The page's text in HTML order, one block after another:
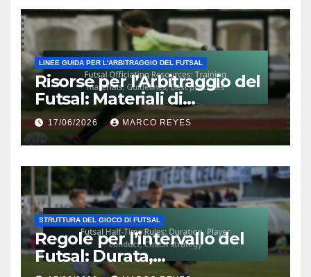
LINEE GUIDA PER L'ARBITRAGGIO DEL FUTSAL
Risorse per l’Arbitraggio del
Futsal: Materiali di
formazione, Linee guida,
Migliori pratiche
17/06/2026 MARCO REYES
STRUTTURA DEL GIOCO DI FUTSAL
Regole per l’intervallo del
Futsal: Durata,
Comportamento dei